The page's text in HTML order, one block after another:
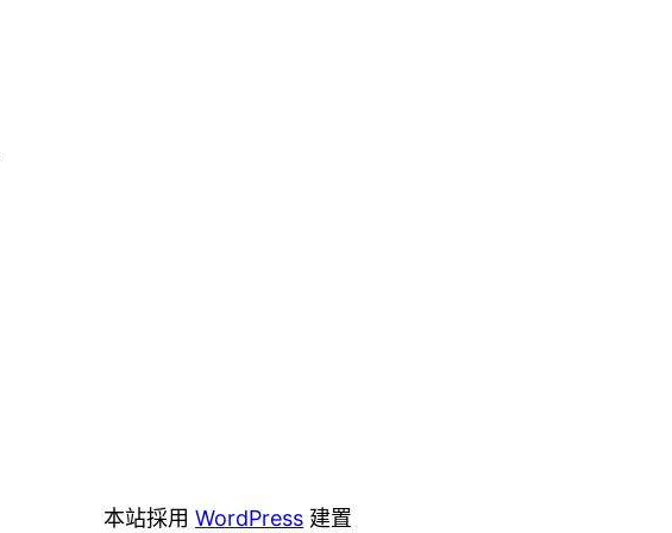
本站採用WordPress 建置